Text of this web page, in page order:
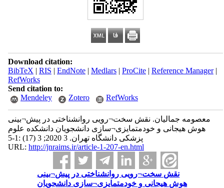
Download citation:
BibTeX | RIS | EndNote| Medlars| ProCite| Reference Manager|
RefWorks
Send citation to:
Mendeley
Zotero RefWorks
معصومه جمالیان. نقش سخت¬رویی روانشناختی در پیش¬بینی
هوش هیجانی و خودمتمایزی¬سازی دانشجویان دانشکده علوم
پزشکی دانشگاه تهران. 3 2020; 3 (17) :1-5
URL: http://jnraims.ir/article-1-207-en.html
نقش سخت¬رویی روانشناختی در پیش¬بینی
هوش هیجانی و خودمتمایزی¬سازی دانشجویان